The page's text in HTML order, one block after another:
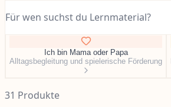
Für wen suchst du Lernmaterial?
Ich bin Mama oder Papa
Alltagsbegleitung und spielerische Förderung
31 Produkte